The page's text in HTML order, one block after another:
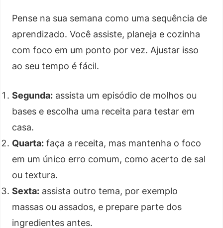
Pense na sua semana como uma sequência de
aprendizado. Você assiste, planeja e cozinha
com foco em um ponto por vez. Ajustar isso
ao seu tempo é fácil.
Segunda: assista um episódio de molhos ou
bases e escolha uma receita para testar em
casa.
Quarta: faça a receita, mas mantenha o foco
em um único erro comum, como acerto de sal
ou textura.
Sexta: assista outro tema, por exemplo
massas ou assados, e prepare parte dos
ingredientes antes.